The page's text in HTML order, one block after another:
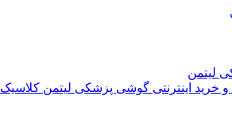
لیتمن
اینترنتی گوشی پزشکی لیتمن کلاسیک 3 دانشجویی